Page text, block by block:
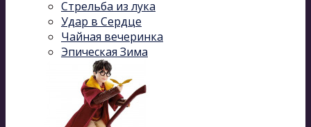
Стрельба из лука
Удар в Сердце
Чайная вечеринка
Эпическая Зима